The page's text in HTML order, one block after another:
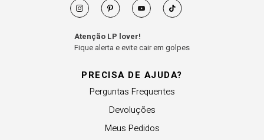
PRECISA DE AJUDA?
Perguntas Frequentes
Devoluções
Meus Pedidos
Atenção LP lover!
Fique alerta e evite cair em golpes